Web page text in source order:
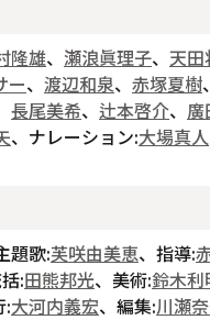
隆雄、 瀬浪眞理子、 天田
ー、 渡辺和泉、 赤塚夏樹、
長尾美希、 辻本啓介、 廣
、ナレーション:大場真人
題歌:芙咲由美恵、指導:
:田熊邦光、美術:鈴木利
:大河内義宏、編集:川瀬